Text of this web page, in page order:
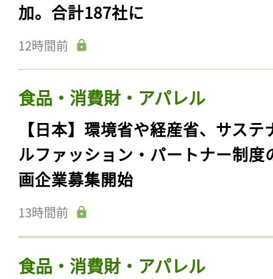
加。合計187社に
12時間前
食品・消費財・アパレル
【日本】環境省や経産省、サステ
ルファッション・パートナー制度
画企業募集開始
13時間前
食品・消費財・アパレル